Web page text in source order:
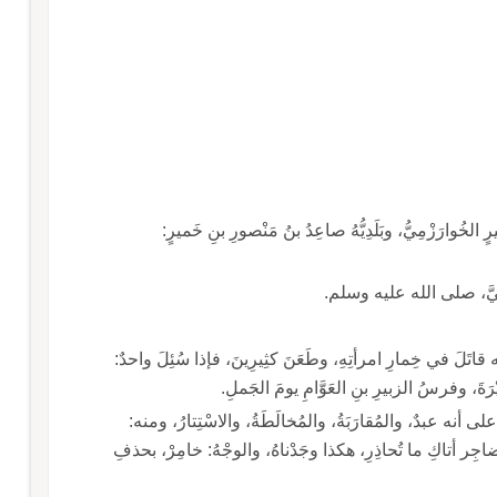
الخُوارَزْمِيُّ، وبَلَدِيُّهُ صاعِدُ بنُ مَنْصورِ بنِ خَميرٍ:
صلى الله عليه وسلم.
ـ ذُو الخِمارِ: عَوْفُ بنُ الربيعِ بنِ ذِي الرُّمْحَيْنِ، لأَنَّه قاتَلَ في خِمارِ امرأتِهِ، وطَعَنَ كثِيرِينَ، فإذا سُئِلَ واحدٌ:
وفرسُ الزبيرِ بنِ العَوَّامِ يومَ الجَملِ.
أنه عبدٌ، والمُقارَبَةُ، والمُخالَطَةُ، والاسْتِتارُ، ومنه:
أُمَّ عامِرٍ، وهي الضَّبُع، ويقالُ: خامِرِي حَضاجِر أتاكِ ما تُحاذِرِ، هكذا وجَدْناهُ، والوجْهُ: خامِرْ، بحذفِ